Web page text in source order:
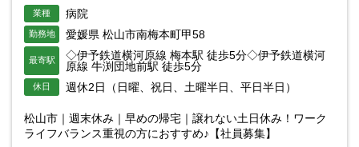
業種 病院
勤務地 愛媛県 松山市南梅本町甲58
最寄駅
◇伊予鉄道横河原線 梅本駅 徒歩5分◇伊予鉄道横河
原線 牛渕団地前駅 徒歩5分
休日 週休2日（日曜、祝日、土曜半日、平日半日）
松山市｜週末休み｜早めの帰宅｜譲れない土日休み！ワーク
ライフバランス重視の方におすすめ♪【社員募集】